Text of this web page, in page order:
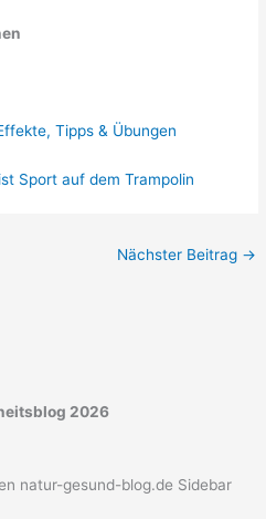
Tipps & Übungen
Sport auf dem Trampolin
Nächster Beitrag →
2026